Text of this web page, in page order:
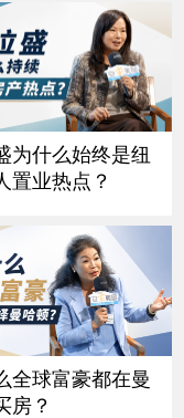
为什么始终是纽
置业热点？
全球富豪都在曼
房？